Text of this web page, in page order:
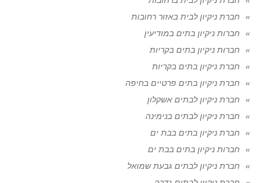
חברת ניקיון לבית באזור רחובות
חברות ניקיון בתים במודיעין
חברות ניקיון בתים בקריות
חברת ניקיון בתים בקריות
חברת ניקיון בתים פרטיים בחיפה
חברת ניקיון לבתים אשקלון
חברת ניקיון לבתים בנימינה
חברת ניקיון בתים בבת ים
חברות ניקיון בתים בבת ים
חברת ניקיון לבתים גבעת שמואל